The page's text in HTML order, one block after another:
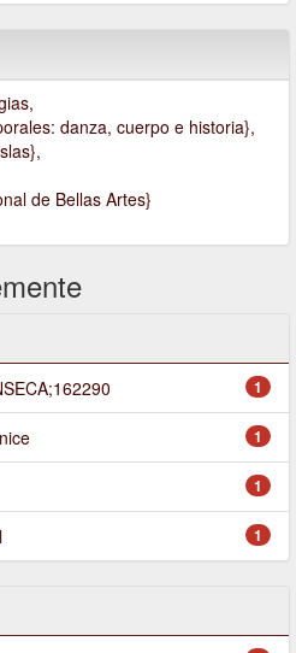
danza, cuerpo e historia},
de Bellas Artes}
1
1
1
1